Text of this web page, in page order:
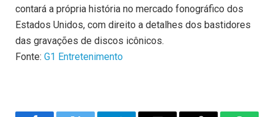
contará a própria história no mercado fonográfico dos
Estados Unidos, com direito a detalhes dos bastidores
das gravações de discos icônicos.
Fonte: G1 Entretenimento